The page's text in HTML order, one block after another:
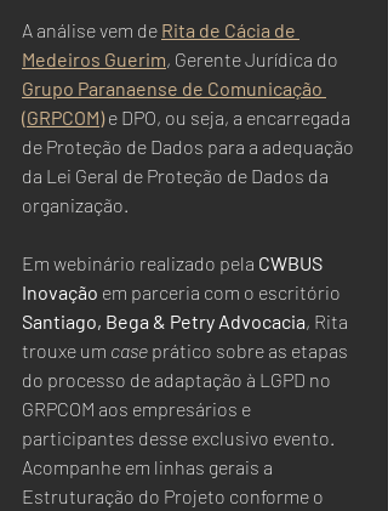
A análise vem de Rita de Cácia de
Medeiros Guerim, Gerente Jurídica do
Grupo Paranaense de Comunicação
(GRPCOM) e DPO, ou seja, a encarregada
de Proteção de Dados para a adequação
da Lei Geral de Proteção de Dados da
organização.
Em webinário realizado pela CWBUS
Inovação em parceria com o escritório
Santiago, Bega & Petry Advocacia, Rita
trouxe um case prático sobre as etapas
do processo de adaptação à LGPD no
GRPCOM aos empresários e
participantes desse exclusivo evento.
Acompanhe em linhas gerais a
Estruturação do Projeto conforme o